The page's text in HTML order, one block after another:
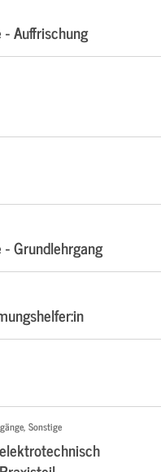
Auffrischung
Grundlehrgang
Sonstige